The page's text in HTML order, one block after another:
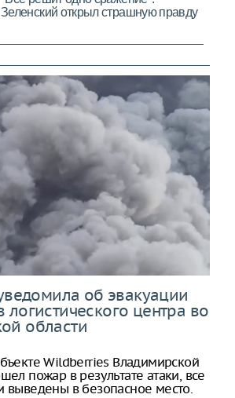
об эвакуации
логистического центра во
области
Wildberries Владимирской
пожар в результате атаки, все
выведены в безопасное место.